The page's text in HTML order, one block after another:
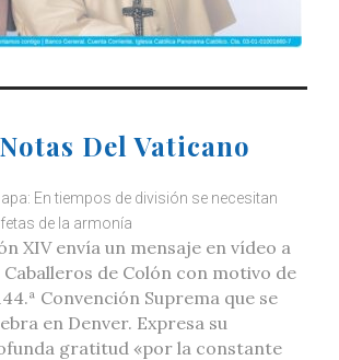
Del Vaticano
En tiempos de división se necesitan
de la armonía
XIV envía un mensaje en vídeo a
Caballeros de Colón con motivo de
Convención Suprema que se
en Denver. Expresa su
gratitud «por la constante